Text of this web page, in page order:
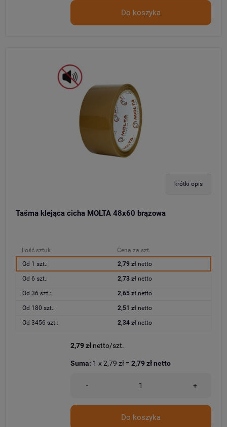
Do koszyka
krótki opis
Taśma klejąca cicha MOLTA 48x60 brązowa
Ilość sztuk
Cena za szt.
Od 1 szt.:
2,79 złnetto
Od 6 szt.: 2,73 złnetto
Od 36 szt.: 2,65 złnetto
Od 180 szt.: 2,51 złnetto
Od 3456 szt.: 2,34 złnetto
2,79 zł netto/szt.
- +
Do koszyka
Suma: 1 x2,79 zł = 2,79 złnetto